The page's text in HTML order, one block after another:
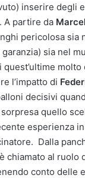
inserire degli
A partire da
pericolosa
sia nel
l’impatto di
decisivi
sorpresa quello
esperienza
Dalla
chiamato al ruolo
conto delle